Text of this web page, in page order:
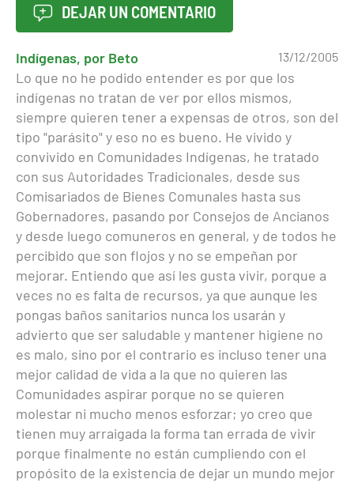
DEJAR UN COMENTARIO
13/12/2005
Indígenas, por Beto
Lo que no he podido entender es por que los
indígenas no tratan de ver por ellos mismos,
siempre quieren tener a expensas de otros, son del
tipo "parásito" y eso no es bueno. He vivido y
convivido en Comunidades Indígenas, he tratado
con sus Autoridades Tradicionales, desde sus
Comisariados de Bienes Comunales hasta sus
Gobernadores, pasando por Consejos de Ancianos
y desde luego comuneros en general, y de todos he
percibido que son flojos y no se empeñan por
mejorar. Entiendo que así les gusta vivir, porque a
veces no es falta de recursos, ya que aunque les
pongas baños sanitarios nunca los usarán y
advierto que ser saludable y mantener higiene no
es malo, sino por el contrario es incluso tener una
mejor calidad de vida a la que no quieren las
Comunidades aspirar porque no se quieren
molestar ni mucho menos esforzar; yo creo que
tienen muy arraigada la forma tan errada de vivir
porque finalmente no están cumpliendo con el
propósito de la existencia de dejar un mundo mejor